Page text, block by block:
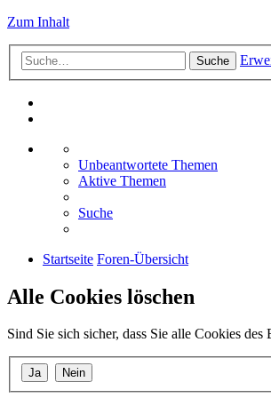
Zum Inhalt
Suche
Unbeantwortete Themen
Aktive Themen
Suche
Startseite Foren-Übersicht
Alle Cookies löschen
Sind Sie sich sicher, dass Sie alle Cookies des